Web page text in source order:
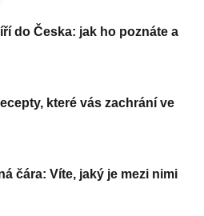
do Česka: jak ho poznáte a
které vás zachrání ve
čára: Víte, jaký je mezi nimi